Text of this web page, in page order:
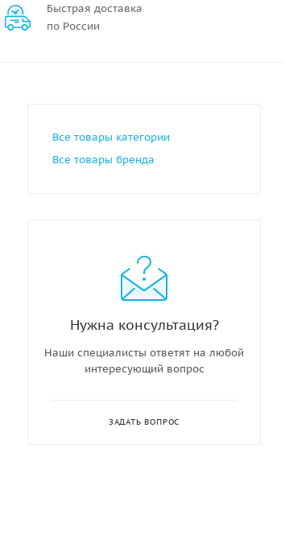
Быстрая доставка
по России
Все товары категории
Все товары бренда
Нужна консультация?
Наши специалисты ответят на любой
интересующий вопрос
ЗАДАТЬ ВОПРОС